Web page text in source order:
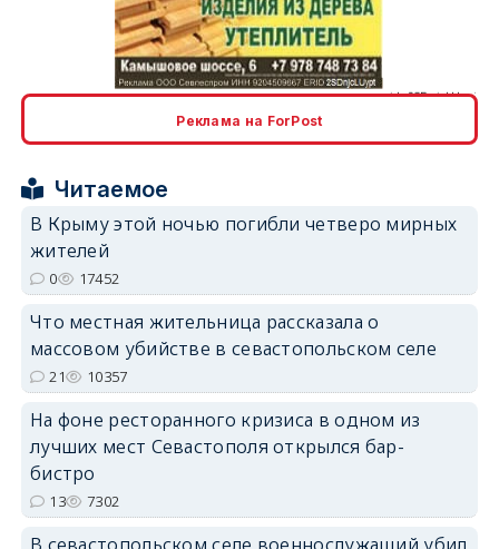
Реклама на ForPost
Читаемое
В Крыму этой ночью погибли четверо мирных
жителей
0 17452
Что местная жительница рассказала о
массовом убийстве в севастопольском селе
21 10357
На фоне ресторанного кризиса в одном из
лучших мест Севастополя открылся бар-
бистро
13 7302
В севастопольском селе военнослужащий убил